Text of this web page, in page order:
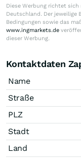
Diese Werbung richtet
Deutschland. Der jeweilige
Bedingungen sowie das
www.ingmarkets.de
dieser Werbung.
Kontaktdaten
Name
Straße
PLZ
Stadt
Land